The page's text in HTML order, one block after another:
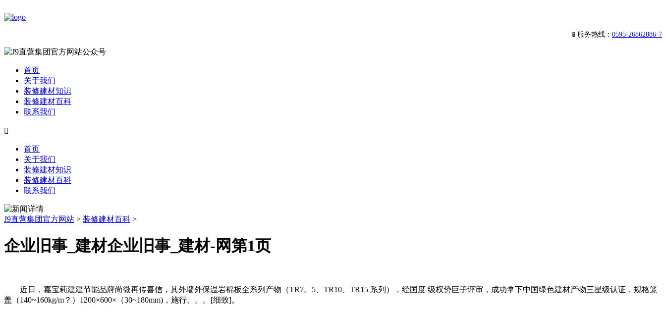
📱服务热线： 0595-26862886-7
首页
关于我们
装修建材知识
装修建材百科
联系我们

首页
关于我们
装修建材知识
装修建材百科
联系我们
J9直营集团官方网站 > 装修建材百科 >
企业旧事_建材企业旧事_建材-网第1页
近日，嘉宝莉建建节能品牌尚微再传喜信，其外墙外保温岩棉板全系列产物（TR7。5、TR10、TR15 系列），经国度 级权势巨子评审，成功拿下中国绿色建材产物三星级认证，规格笼
盖（140~160kg/m？）1200×600×（30~180mm)，施行。。。[细致]。